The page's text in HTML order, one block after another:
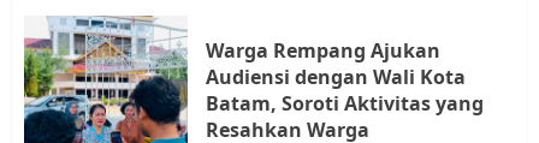
Warga Rempang Ajukan
Audiensi dengan Wali Kota
Batam, Soroti Aktivitas yang
Resahkan Warga